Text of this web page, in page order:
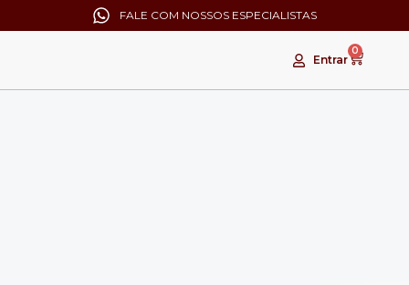
FALE COM NOSSOS ESPECIALISTAS
Entrar
0